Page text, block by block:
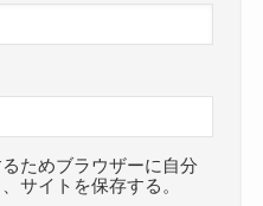
ためブラウザーに自分
サイトを保存する。